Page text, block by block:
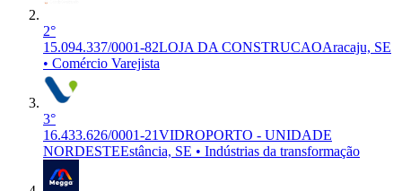
2°
15.094.337/0001-82LOJA DA CONSTRUCAOAracaju, SE
• Comércio Varejista
3°
16.433.626/0001-21VIDROPORTO - UNIDADE
NORDESTEEstância, SE • Indústrias da transformação